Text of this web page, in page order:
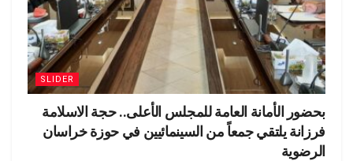
SLIDER
بحضور الأمانة العامة للمجلس الأعلى.. حجة الاسلامة
فرزانة يلتقي جمعاً من السينمائيين في حوزة خراسان
الرضوية